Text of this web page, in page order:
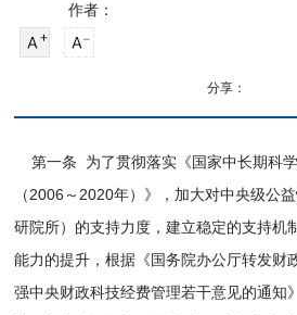
作者：
分享：
第一条 为了贯彻落实《国家中长期科
（2006～2020年）》，加大对中央级公
研院所）的支持力度，建立稳定的支持机
能力的提升，根据《国务院办公厅转发财
强中央财政科技经费管理若干意见的通知